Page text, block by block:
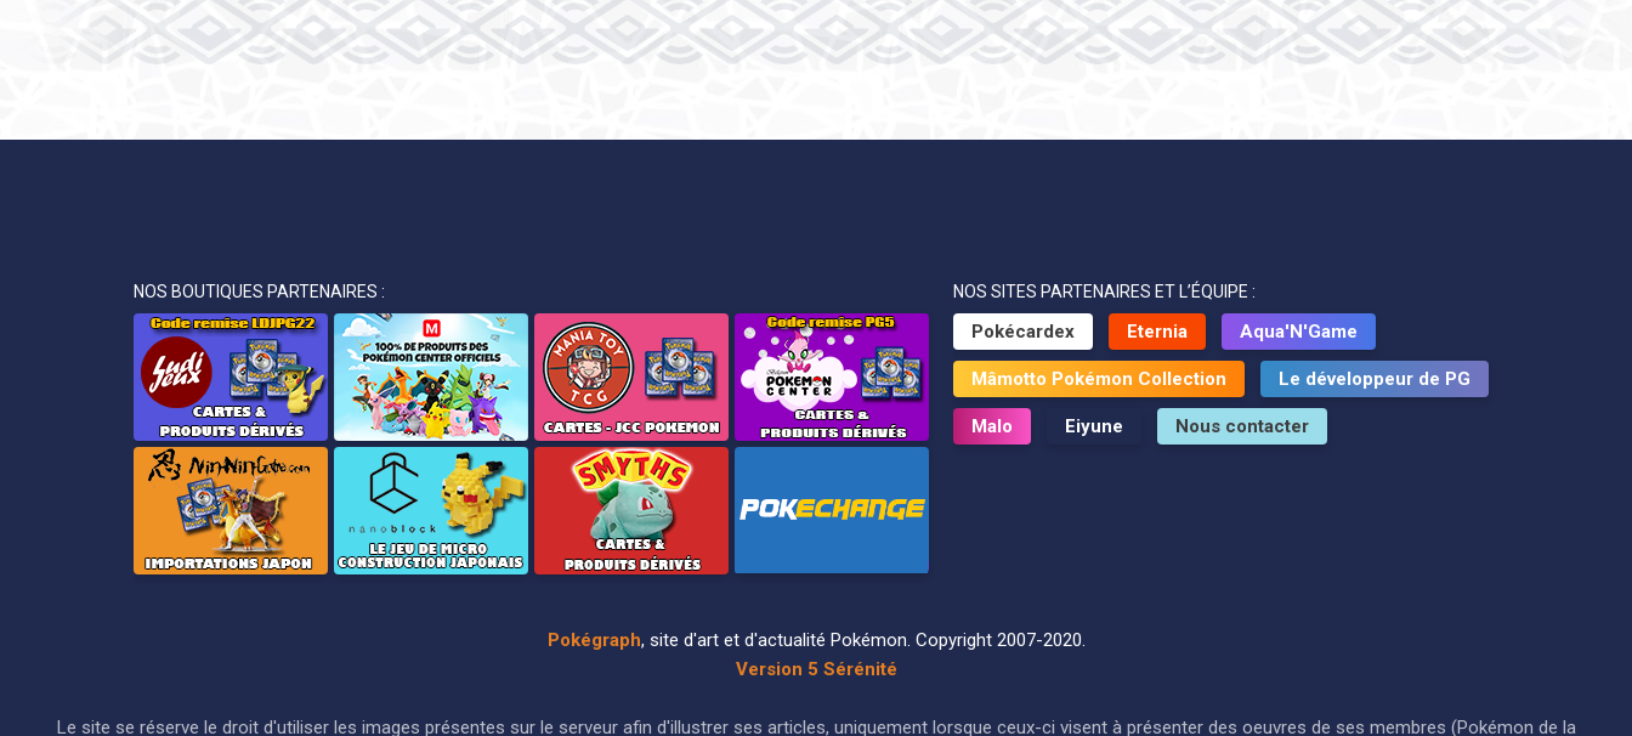
NOS BOUTIQUES PARTENAIRES : NOS SITES PARTENAIRES ET L’ÉQUIPE :
Pokécardex Eternia Aqua'N'Game
Mâmotto Pokémon Collection Le développeur de PG
Malo Eiyune Nous contacter
Pokégraph, site d'art et d'actualité Pokémon. Copyright 2007-2020.
Version 5 Sérénité
Le site se réserve le droit d'utiliser les images présentes sur le serveur afin d'illustrer ses articles, uniquement lorsque ceux-ci visent à présenter des oeuvres de ses membres (Pokémon de la